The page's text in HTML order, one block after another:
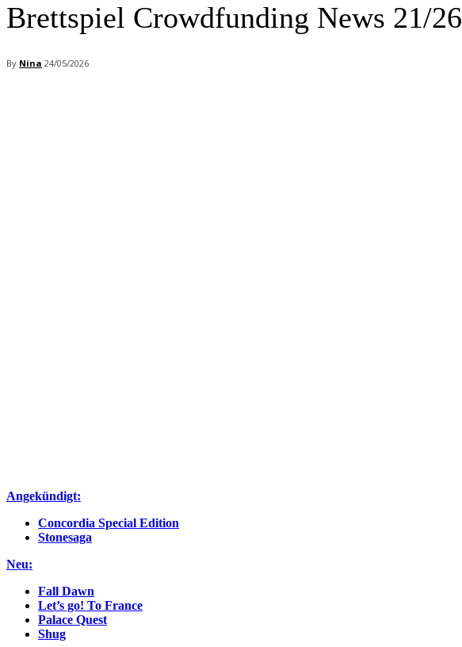
Brettspiel Crowdfunding News 21/26
By Nina 24/05/2026
Angekündigt:
Concordia Special Edition
Stonesaga
Neu:
Fall Dawn
Let’s go! To France
Palace Quest
Shug